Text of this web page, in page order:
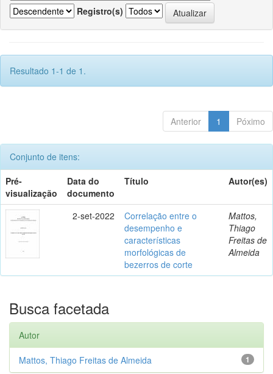
Registro(s)
Resultado 1-1 de 1.
Anterior 1 Póximo
Conjunto de itens:
Pré-
visualização
Data do
documento
Título Autor(es)
2-set-2022
Correlação entre o
desempenho e
características
morfológicas de
bezerros de corte
Mattos,
Thiago
Freitas de
Almeida
Busca facetada
Autor
1
Mattos, Thiago Freitas de Almeida